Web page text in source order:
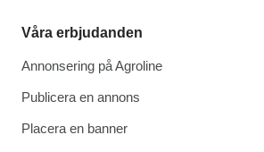
Våra erbjudanden
Annonsering på Agroline
Publicera en annons
Placera en banner